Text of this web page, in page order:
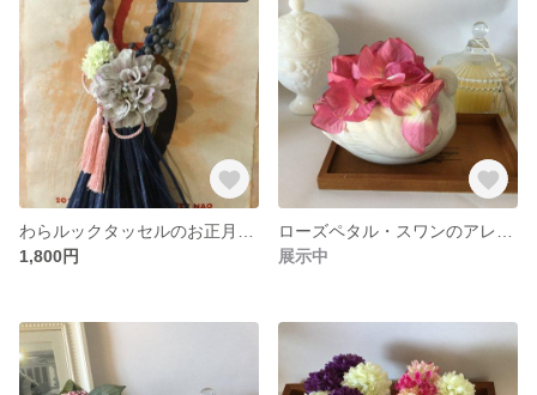
1,800円
展示中